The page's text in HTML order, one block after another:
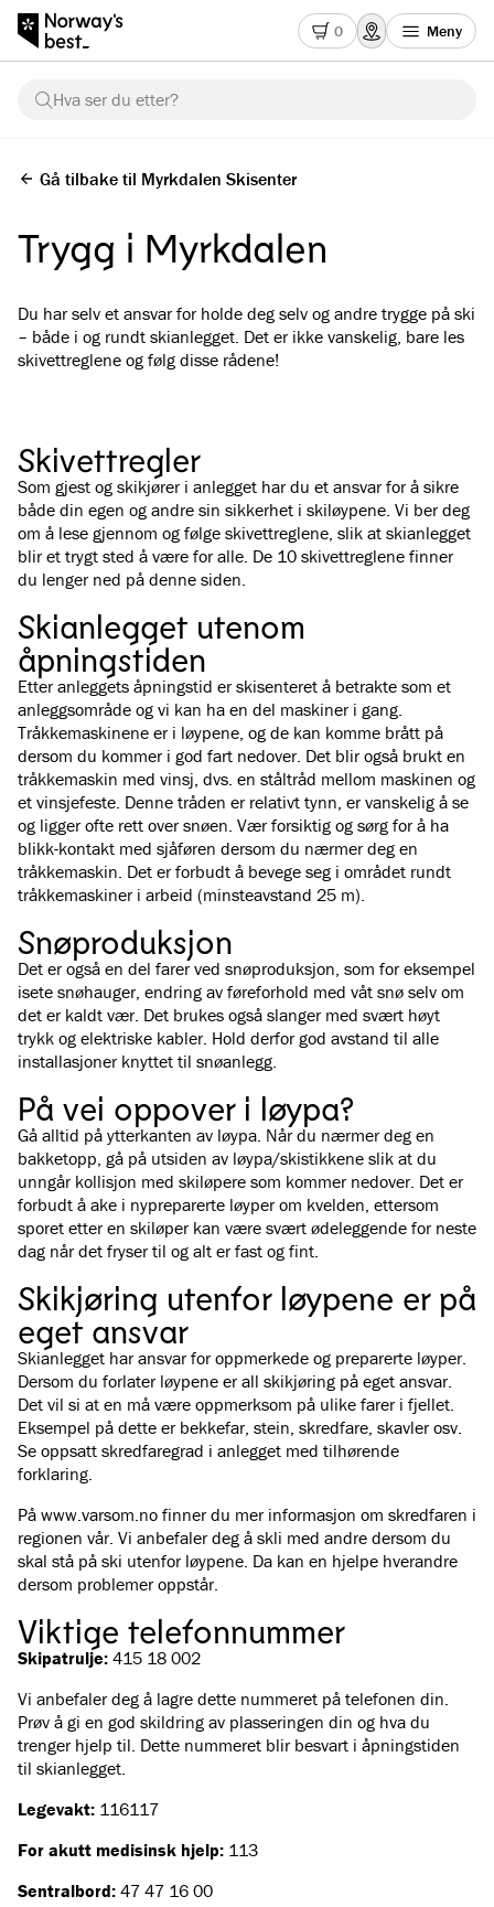
0 Meny
Hva ser du etter?
Gå tilbake til Myrkdalen Skisenter
Trygg i Myrkdalen
Du har selv et ansvar for holde deg selv og andre trygge på ski
– både i og rundt skianlegget. Det er ikke vanskelig, bare les
skivettreglene og følg disse rådene!
Skivettregler
Som gjest og skikjører i anlegget har du et ansvar for å sikre
både din egen og andre sin sikkerhet i skiløypene. Vi ber deg
om å lese gjennom og følge skivettreglene, slik at skianlegget
blir et trygt sted å være for alle. De 10 skivettreglene finner
du lenger ned på denne siden.
Skianlegget utenom
åpningstiden
Etter anleggets åpningstid er skisenteret å betrakte som et
anleggsområde og vi kan ha en del maskiner i gang.
Tråkkemaskinene er i løypene, og de kan komme brått på
dersom du kommer i god fart nedover. Det blir også brukt en
tråkkemaskin med vinsj, dvs. en ståltråd mellom maskinen og
et vinsjefeste. Denne tråden er relativt tynn, er vanskelig å se
og ligger ofte rett over snøen. Vær forsiktig og sørg for å ha
blikk-kontakt med sjåføren dersom du nærmer deg en
tråkkemaskin. Det er forbudt å bevege seg i området rundt
tråkkemaskiner i arbeid (minsteavstand 25 m).
Snøproduksjon
Det er også en del farer ved snøproduksjon, som for eksempel
isete snøhauger, endring av føreforhold med våt snø selv om
det er kaldt vær. Det brukes også slanger med svært høyt
trykk og elektriske kabler. Hold derfor god avstand til alle
installasjoner knyttet til snøanlegg.
På vei oppover i løypa?
Gå alltid på ytterkanten av løypa. Når du nærmer deg en
bakketopp, gå på utsiden av løypa/skistikkene slik at du
unngår kollisjon med skiløpere som kommer nedover. Det er
forbudt å ake i nypreparerte løyper om kvelden, ettersom
sporet etter en skiløper kan være svært ødeleggende for neste
dag når det fryser til og alt er fast og fint.
Skikjøring utenfor løypene er på
eget ansvar
Skianlegget har ansvar for oppmerkede og preparerte løyper.
Dersom du forlater løypene er all skikjøring på eget ansvar.
Det vil si at en må være oppmerksom på ulike farer i fjellet.
Eksempel på dette er bekkefar, stein, skredfare, skavler osv.
Se oppsatt skredfaregrad i anlegget med tilhørende
forklaring.
På www.varsom.no finner du mer informasjon om skredfaren i
regionen vår. Vi anbefaler deg å skli med andre dersom du
skal stå på ski utenfor løypene. Da kan en hjelpe hverandre
dersom problemer oppstår.
Viktige telefonnummer
Skipatrulje: 415 18 002
Vi anbefaler deg å lagre dette nummeret på telefonen din.
Prøv å gi en god skildring av plasseringen din og hva du
trenger hjelp til. Dette nummeret blir besvart i åpningstiden
til skianlegget.
Legevakt: 116117
For akutt medisinsk hjelp: 113
Sentralbord: 47 47 16 00